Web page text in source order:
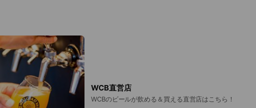
WCB直営店
WCBのビールが飲める＆買える直営店はこちら！